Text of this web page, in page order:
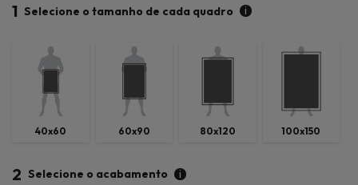
1 Selecione o tamanho de cada quadro i
40x60 60x90 80x120 100x150
2 Selecione o acabamento i